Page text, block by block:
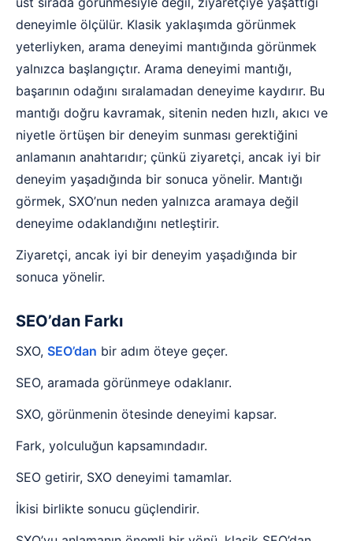
deneyimle ölçülür. Klasik yaklaşımda görünmek
yeterliyken, arama deneyimi mantığında görünmek
yalnızca başlangıçtır. Arama deneyimi mantığı,
başarının odağını sıralamadan deneyime kaydırır. Bu
mantığı doğru kavramak, sitenin neden hızlı, akıcı ve
niyetle örtüşen bir deneyim sunması gerektiğini
anlamanın anahtarıdır; çünkü ziyaretçi, ancak iyi bir
deneyim yaşadığında bir sonuca yönelir. Mantığı
görmek, SXO’nun neden yalnızca aramaya değil
deneyime odaklandığını netleştirir.
Ziyaretçi, ancak iyi bir deneyim yaşadığında bir
sonuca yönelir.
SEO’dan Farkı
SXO, SEO’dan bir adım öteye geçer.
SEO, aramada görünmeye odaklanır.
SXO, görünmenin ötesinde deneyimi kapsar.
Fark, yolculuğun kapsamındadır.
SEO getirir, SXO deneyimi tamamlar.
İkisi birlikte sonucu güçlendirir.